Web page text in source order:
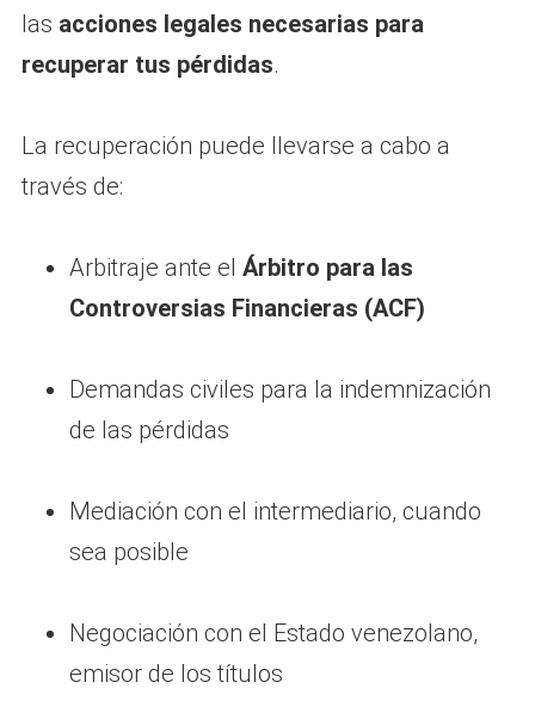
las acciones legales necesarias para
recuperar tus pérdidas.
La recuperación puede llevarse a cabo a
través de:
Arbitraje ante el Árbitro para las
Controversias Financieras (ACF)
Demandas civiles para la indemnización
de las pérdidas
Mediación con el intermediario, cuando
sea posible
Negociación con el Estado venezolano,
emisor de los títulos